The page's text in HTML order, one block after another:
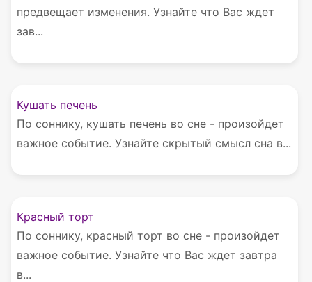
предвещает изменения. Узнайте что Вас ждет
зав...
Кушать печень
По соннику, кушать печень во сне - произойдет
важное событие. Узнайте скрытый смысл сна в...
Красный торт
По соннику, красный торт во сне - произойдет
важное событие. Узнайте что Вас ждет завтра
в...